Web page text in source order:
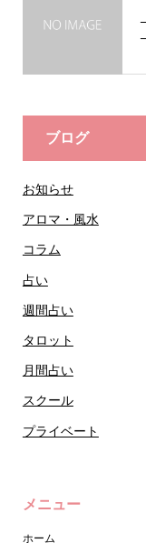
ブログ
お知らせ
アロマ・風水
コラム
占い
週間占い
タロット
月間占い
スクール
プライベート
メニュー
ホーム